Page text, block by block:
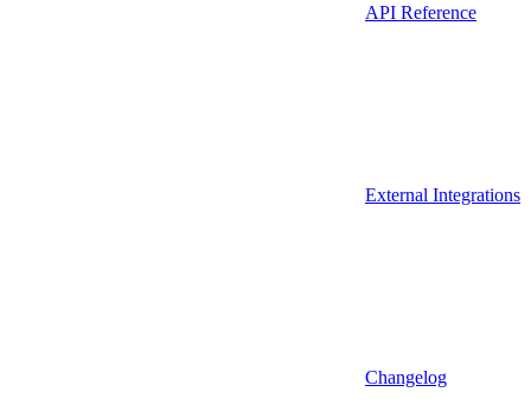
API Reference
External Integrations
Changelog